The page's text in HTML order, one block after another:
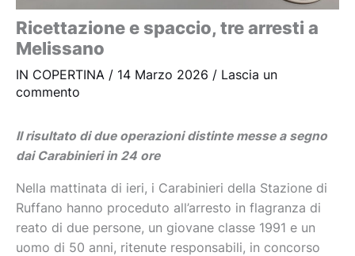
Ricettazione e spaccio, tre arresti a
Melissano
IN COPERTINA / 14 Marzo 2026 / Lascia un
commento
Il risultato di due operazioni distinte messe a segno
dai Carabinieri in 24 ore
Nella mattinata di ieri, i Carabinieri della Stazione di
Ruffano hanno proceduto all’arresto in flagranza di
reato di due persone, un giovane classe 1991 e un
uomo di 50 anni, ritenute responsabili, in concorso